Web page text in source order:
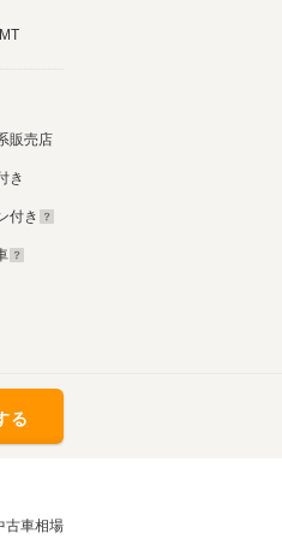
MT
販売店
き
付き
る
古車相場